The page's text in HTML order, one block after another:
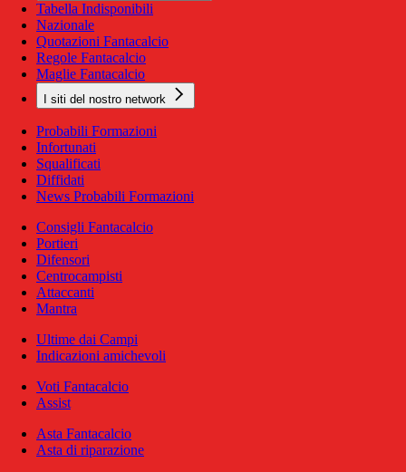
Tabella Indisponibili
Nazionale
Quotazioni Fantacalcio
Regole Fantacalcio
Maglie Fantacalcio
I siti del nostro network
Probabili Formazioni
Infortunati
Squalificati
Diffidati
News Probabili Formazioni
Consigli Fantacalcio
Portieri
Difensori
Centrocampisti
Attaccanti
Mantra
Ultime dai Campi
Indicazioni amichevoli
Voti Fantacalcio
Assist
Asta Fantacalcio
Asta di riparazione